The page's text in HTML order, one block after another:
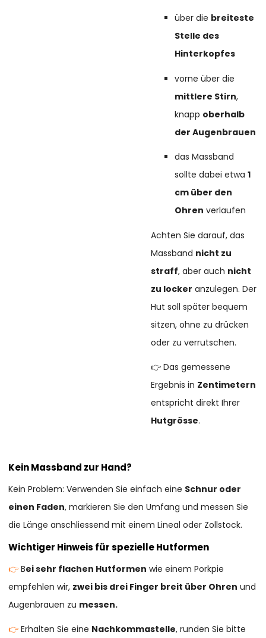
über die breiteste
Stelle des
Hinterkopfes
vorne über die
mittlere Stirn,
knapp oberhalb
der Augenbrauen
das Massband
sollte dabei etwa1
cm über den
Ohren verlaufen
Achten Sie darauf, das
Massband nicht zu
straff, aber auch nicht
zu locker anzulegen. Der
Hut soll später bequem
sitzen, ohne zu drücken
oder zu verrutschen.
👉 Das gemessene
Ergebnis in Zentimetern
entspricht direkt Ihrer
Hutgrösse.
Kein Massband zur Hand?
Kein Problem: Verwenden Sie einfach eine Schnur oder
einen Faden, markieren Sie den Umfang und messen Sie
die Länge anschliessend mit einem Lineal oder Zollstock.
Wichtiger Hinweis für spezielle Hutformen
👉Bei sehr flachen Hutformen wie einem Porkpie
empfehlen wir, zwei bis drei Finger breit über Ohren und
Augenbrauen zu messen.
👉Erhalten Sie eine Nachkommastelle, runden Sie bitte